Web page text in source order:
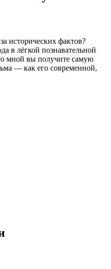
исторических фактов?
в лёгкой познавательной
мной вы получите самую
— как его современной,